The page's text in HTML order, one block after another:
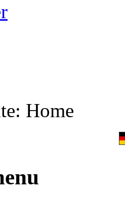
Home